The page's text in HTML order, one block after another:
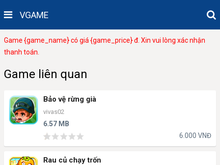
VGAME
Game {game_name} có giá {game_price} đ. Xin vui lòng xác nhận
thanh toán.
Game liên quan
Bảo vệ rừng già
vivas02
6.57 MB
6.000 VNĐ
Rau củ chạy trốn